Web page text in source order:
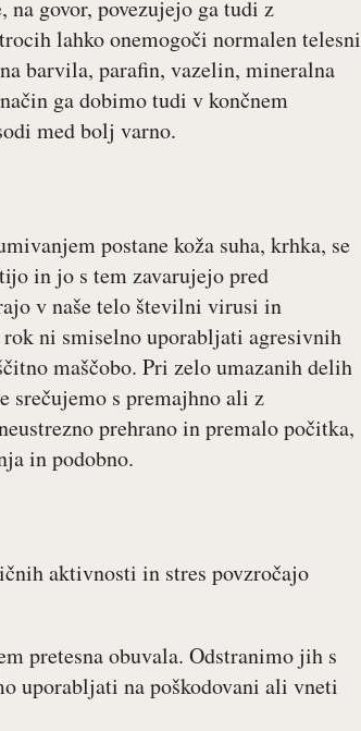
govor, povezujejo ga tudi z
lahko onemogoči normalen telesni
barvila, parafin, vazelin, mineralna
ga dobimo tudi v končnem
med bolj varno.
postane koža suha, krhka, se
in jo s tem zavarujejo pred
v naše telo številni virusi in
ni smiselno uporabljati agresivnih
maščobo. Pri zelo umazanih delih
srečujemo s premajhno ali z
prehrano in premalo počitka,
in podobno.
aktivnosti in stres povzročajo
pretesna obuvala. Odstranimo jih s
uporabljati na poškodovani ali vneti